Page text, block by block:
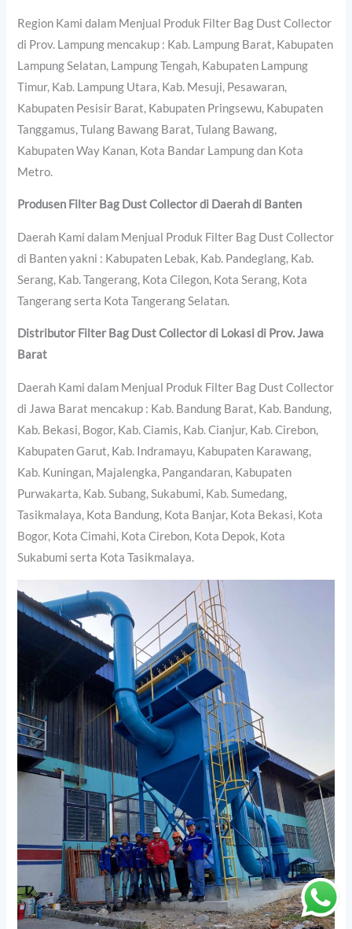
Region Kami dalam Menjual Produk Filter Bag Dust Collector
di Prov. Lampung mencakup : Kab. Lampung Barat, Kabupaten
Lampung Selatan, Lampung Tengah, Kabupaten Lampung
Timur, Kab. Lampung Utara, Kab. Mesuji, Pesawaran,
Kabupaten Pesisir Barat, Kabupaten Pringsewu, Kabupaten
Tanggamus, Tulang Bawang Barat, Tulang Bawang,
Kabupaten Way Kanan, Kota Bandar Lampung dan Kota
Metro.
Produsen Filter Bag Dust Collector di Daerah di Banten
Daerah Kami dalam Menjual Produk Filter Bag Dust Collector
di Banten yakni : Kabupaten Lebak, Kab. Pandeglang, Kab.
Serang, Kab. Tangerang, Kota Cilegon, Kota Serang, Kota
Tangerang serta Kota Tangerang Selatan.
Distributor Filter Bag Dust Collector di Lokasi di Prov. Jawa
Barat
Daerah Kami dalam Menjual Produk Filter Bag Dust Collector
di Jawa Barat mencakup : Kab. Bandung Barat, Kab. Bandung,
Kab. Bekasi, Bogor, Kab. Ciamis, Kab. Cianjur, Kab. Cirebon,
Kabupaten Garut, Kab. Indramayu, Kabupaten Karawang,
Kab. Kuningan, Majalengka, Pangandaran, Kabupaten
Purwakarta, Kab. Subang, Sukabumi, Kab. Sumedang,
Tasikmalaya, Kota Bandung, Kota Banjar, Kota Bekasi, Kota
Bogor, Kota Cimahi, Kota Cirebon, Kota Depok, Kota
Sukabumi serta Kota Tasikmalaya.